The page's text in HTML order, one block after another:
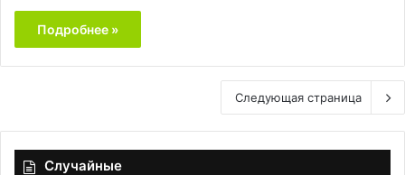
Подробнее »
Следующая страница
Случайные